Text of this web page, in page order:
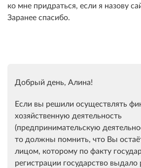
ко мне придраться, если я назову
Заранее спасибо.
Добрый день, Алина!
Если вы решили осуществлять
хозяйственную деятельность
(предпринимательскую
то должны помнить, что Вы
лицом, которому по факту
регистрации государство выдало